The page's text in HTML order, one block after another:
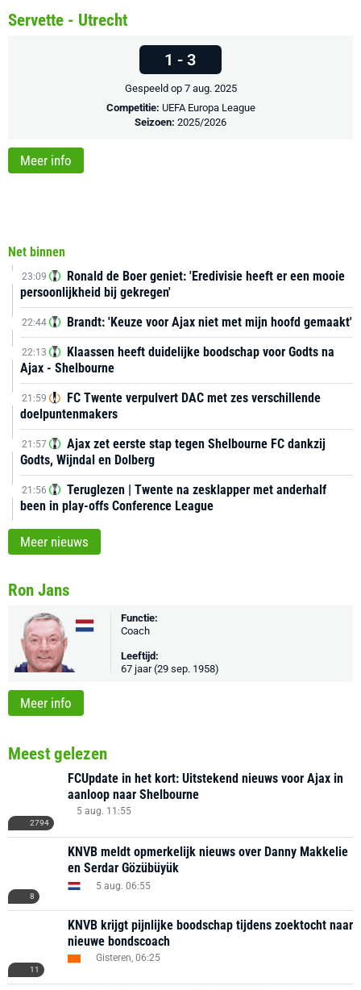
Net binnen
23:09
Ronald de Boer geniet: 'Eredivisie heeft er een mooie
persoonlijkheid bij gekregen'
22:44 Brandt: 'Keuze voor Ajax niet met mijn hoofd gemaakt'
22:13
Klaassen heeft duidelijke boodschap voor Godts na
Ajax - Shelbourne
21:59
FC Twente verpulvert DAC met zes verschillende
doelpuntenmakers
21:57
Ajax zet eerste stap tegen Shelbourne FC dankzij
Godts, Wijndal en Dolberg
21:56
Teruglezen | Twente na zesklapper met anderhalf
been in play-offs Conference League
Meer nieuws
Servette - Utrecht
1 - 3
Gespeeld op 7 aug. 2025
Competitie: UEFA Europa League
Seizoen: 2025/2026
Meer info
Ron Jans
Functie:
Coach
Leeftijd:
67 jaar (29 sep. 1958)
Meer info
Meest gelezen
2794
FCUpdate in het kort: Uitstekend nieuws voor Ajax in
aanloop naar Shelbourne
5 aug. 11:55
8
KNVB meldt opmerkelijk nieuws over Danny Makkelie
en Serdar Gözübüyük
5 aug. 06:55
11
KNVB krijgt pijnlijke boodschap tijdens zoektocht naar
nieuwe bondscoach
Gisteren, 06:25